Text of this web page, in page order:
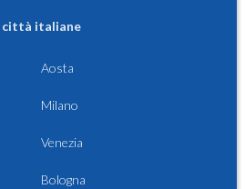
città italiane
Aosta
Milano
Venezia
Bologna